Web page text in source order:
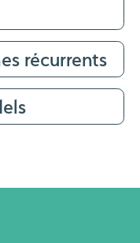
récurrents